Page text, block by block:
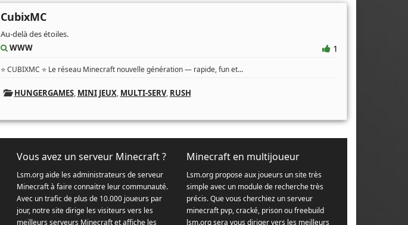
CubixMC
Au-delà des étoiles.
WWW
1
⭐ CUBIXMC ⭐ Le réseau Minecraft nouvelle génération — rapide, fun et...
HUNGERGAMES, MINI JEUX, MULTI-SERV, RUSH
Vous avez un serveur Minecraft ?
Lsm.org aide les administrateurs de serveur
Minecraft à faire connaitre leur communauté.
Avec un trafic de plus de 10.000 joueurs par
jour, notre site dirige les visiteurs vers les
meilleurs serveurs Minecraft et affiche les
Minecraft en multijoueur
Lsm.org propose aux joueurs un site très
simple avec un module de recherche très
précis. Que vous cherchiez un serveur
minecraft pvp, cracké, prison ou freebuild
lsm.org sera vous diriger vers les meilleurs